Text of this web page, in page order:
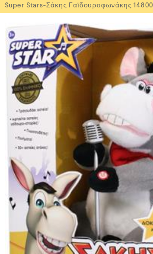
Super Stars-Σάκης Γαϊδουροφωνάκης 14800